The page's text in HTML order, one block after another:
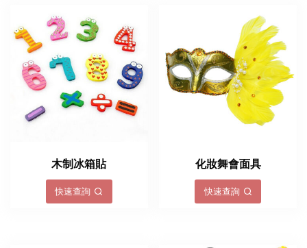
木制冰箱貼
快速查詢
化妝舞會面具
快速查詢